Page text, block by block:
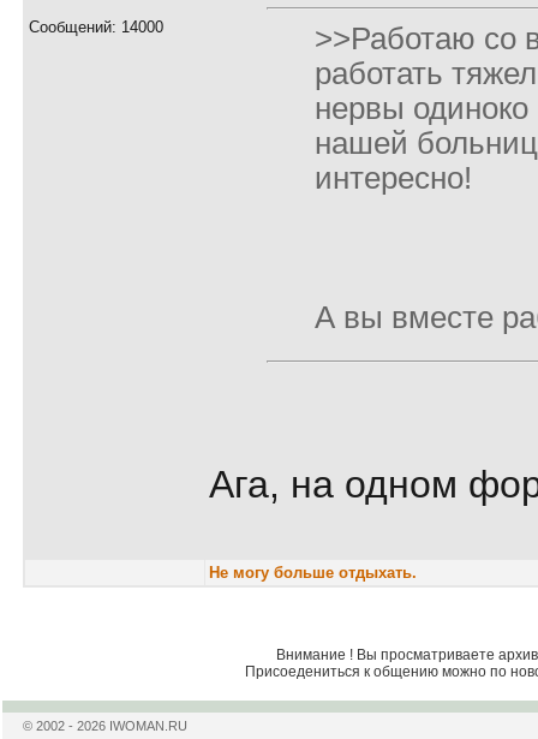
Сообщений: 14000
>>Работаю со
работать
нервы
нашей
интересно!
А вы вместе
Ага, на одном
Не могу больше отдыхать.
Внимание ! Вы просматриваете
Присоедениться к общению можно по
© 2002 - 2026 IWOMAN.RU